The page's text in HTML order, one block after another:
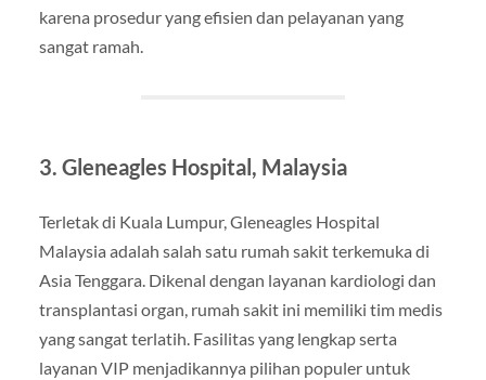
karena prosedur yang efisien dan pelayanan yang
sangat ramah.
3. Gleneagles Hospital, Malaysia
Terletak di Kuala Lumpur, Gleneagles Hospital
Malaysia adalah salah satu rumah sakit terkemuka di
Asia Tenggara. Dikenal dengan layanan kardiologi dan
transplantasi organ, rumah sakit ini memiliki tim medis
yang sangat terlatih. Fasilitas yang lengkap serta
layanan VIP menjadikannya pilihan populer untuk